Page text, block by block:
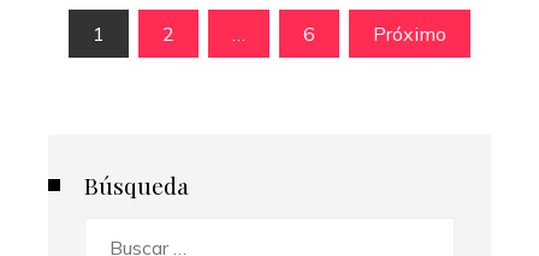
Paginación
1 2 6 Próximo
Búsqueda